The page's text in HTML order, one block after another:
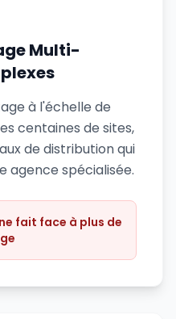
Multi-
à l'échelle de
centaines de sites,
de distribution qui
agence spécialisée.
fait face à plus de